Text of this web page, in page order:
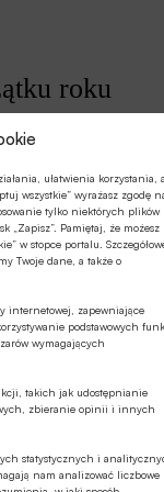
ułatwienia korzystania, a
wszystkie” wyrażasz zgodę
tylko niektórych plików
„Zapisz”. Pamiętaj, że możesz
w stopce portalu.
Twoje dane, a także o
internetowej, zapewniające
podstawowych
wymagających
takich jak udostępnianie
zbieranie opinii i innych
statystycznych i
nam analizować liczbowe
roku
o
w
rynku
co
na inflację i